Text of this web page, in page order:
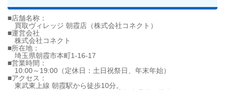
■店舗名称：
買取ヴィレッジ 朝霞店（株式会社コネクト）
■運営会社
株式会社コネクト
■所在地：
埼玉県朝霞市本町1-16-17
■営業時間：
10:00～19:00（定休日：土日祝祭日、年末年始）
■アクセス：
東武東上線 朝霞駅から徒歩10分。